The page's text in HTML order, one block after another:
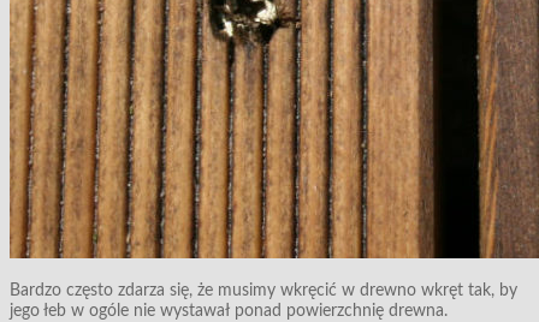
Bardzo często zdarza się, że musimy wkręcić w drewno wkręt tak, by
jego łeb w ogóle nie wystawał ponad powierzchnię drewna.